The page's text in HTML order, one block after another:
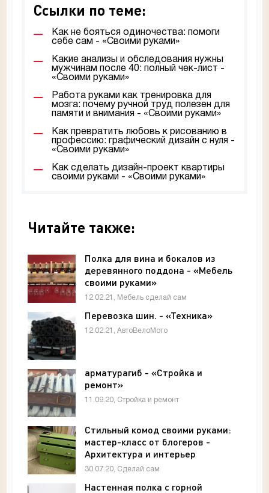
Ссылки по теме:
Как не бояться одиночества: помоги
себе сам - «Своими руками»
Какие анализы и обследования нужны
мужчинам после 40: полный чек-лист -
«Своими руками»
Работа руками как тренировка для
мозга: почему ручной труд полезен для
памяти и внимания - «Своими руками»
Как превратить любовь к рисованию в
профессию: графический дизайн с нуля -
«Своими руками»
Как сделать дизайн-проект квартиры
своими руками - «Своими руками»
Читайте также:
Полка для вина и бокалов из
деревянного поддона - «Мебель
своими руками»
12.02.21, Мебель сделай сам
Перевозка шин. - «Техника»
12.02.21, АвтоВелоМото
арматурагиб - «Стройка и
ремонт»
11.09.20, Стройка и ремонт
Стильный комод своими руками:
мастер-класс от блогеров -
Архитектура и интерьер
30.07.20, Сделай сам
Настенная полка с горной